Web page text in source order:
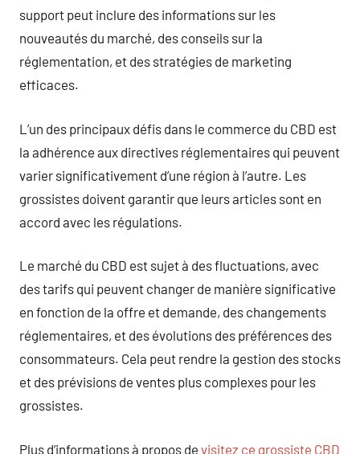
support peut inclure des informations sur les
nouveautés du marché, des conseils sur la
réglementation, et des stratégies de marketing
efficaces.
L’un des principaux défis dans le commerce du CBD est
la adhérence aux directives réglementaires qui peuvent
varier significativement d’une région à l’autre. Les
grossistes doivent garantir que leurs articles sont en
accord avec les régulations.
Le marché du CBD est sujet à des fluctuations, avec
des tarifs qui peuvent changer de manière significative
en fonction de la offre et demande, des changements
réglementaires, et des évolutions des préférences des
consommateurs. Cela peut rendre la gestion des stocks
et des prévisions de ventes plus complexes pour les
grossistes.
Plus d’informations à propos de visitez ce grossiste CBD